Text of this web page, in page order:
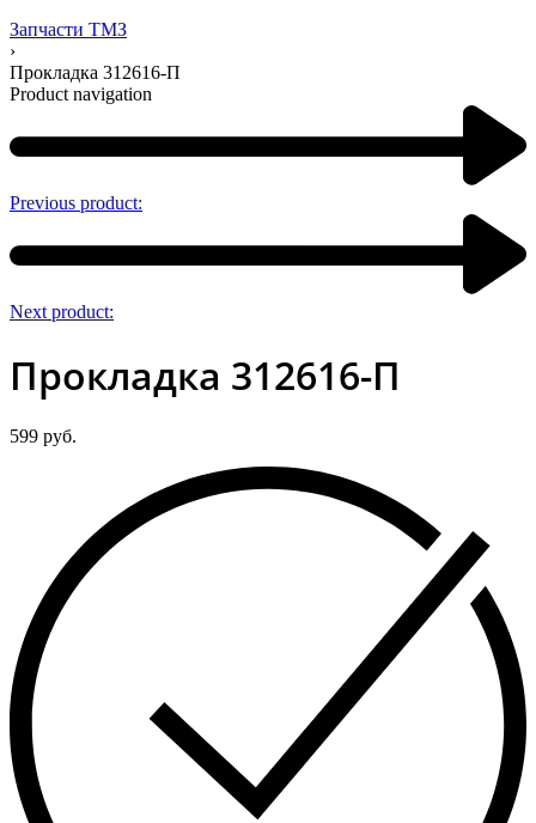
Запчасти ТМЗ
›
Прокладка 312616-П
Product navigation
Previous product:
Next product:
Прокладка 312616-П
599 руб.